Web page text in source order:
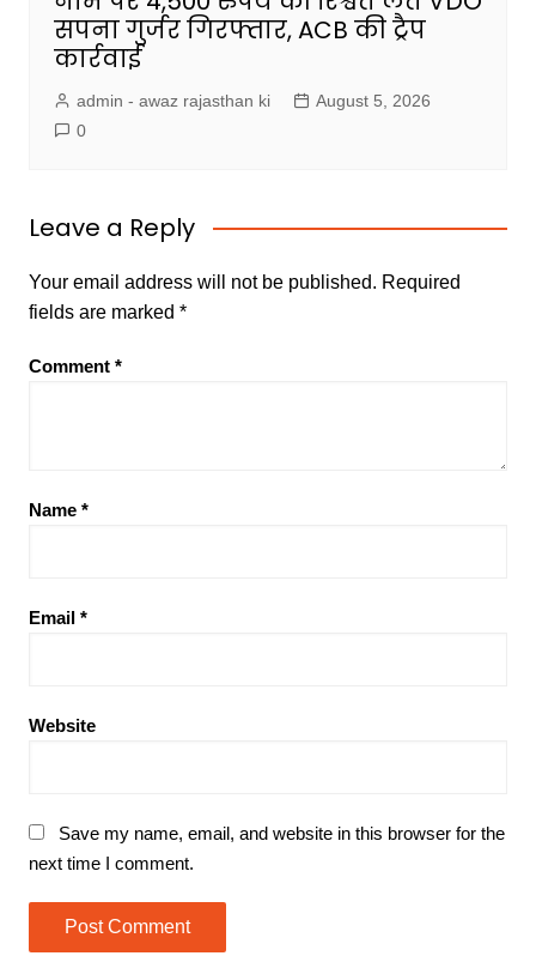
सपना गुर्जर गिरफ्तार, ACB की ट्रैप
कार्रवाई
admin - awaz rajasthan ki
August 5, 2026
0
Leave a Reply
Your email address will not be published. Required
fields are marked *
Comment *
Name *
Email *
Website
Save my name, email, and website in this browser for the
next time I comment.